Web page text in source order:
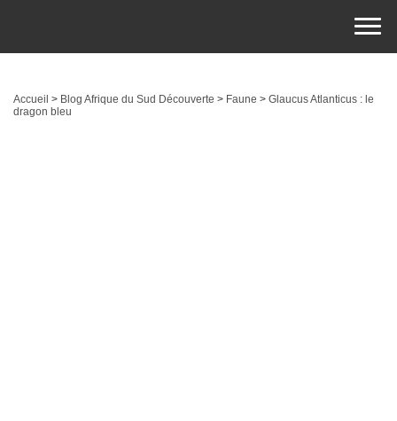
Accueil > Blog Afrique du Sud Découverte > Faune > Glaucus Atlanticus : le
dragon bleu